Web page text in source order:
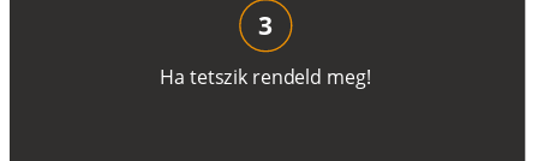
Ha tetszik rendeld meg!
3